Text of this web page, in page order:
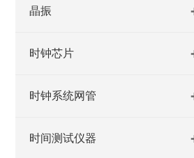
晶振
时钟芯片
时钟系统网管
时间测试仪器